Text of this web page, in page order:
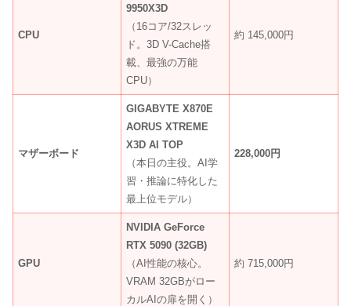
CPU
9950X3D
（16コア/32スレッ
ド。3D V-Cache搭
載、最強の万能
CPU）
約 145,000円
マザーボード
GIGABYTE X870E
AORUS XTREME
X3D AI TOP
（本日の主役。AI学
習・推論に特化した
最上位モデル）
228,000円
GPU
NVIDIA GeForce
RTX 5090 (32GB)
（AI性能の核心。
VRAM 32GBがロー
カルAIの扉を開く）
約 715,000円